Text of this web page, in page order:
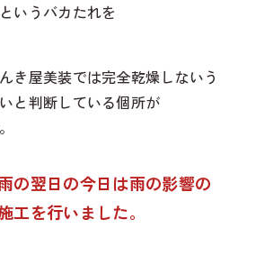
いうバカたれを
き屋美装では完全乾燥しないう
と判断している個所が
の翌日の今日は雨の影響の
工を行いました。